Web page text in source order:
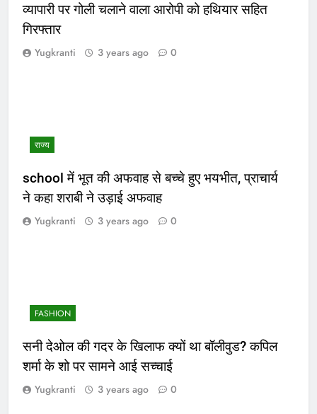
व्यापारी पर गोली चलाने वाला आरोपी को हथियार सहित
गिरफ्तार
Yugkranti 3 years ago 0
राज्य
school में भूत की अफवाह से बच्चे हुए भयभीत, प्राचार्य
ने कहा शराबी ने उड़ाई अफवाह
Yugkranti 3 years ago 0
FASHION
सनी देओल की गदर के खिलाफ क्यों था बॉलीवुड? कपिल
शर्मा के शो पर सामने आई सच्चाई
Yugkranti 3 years ago 0